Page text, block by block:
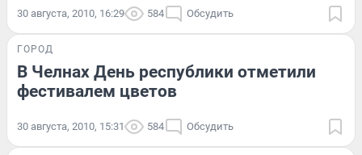
30 августа, 2010, 16:29 584 Обсудить
ГОРОД
В Челнах День республики отметили
фестивалем цветов
30 августа, 2010, 15:31 584 Обсудить